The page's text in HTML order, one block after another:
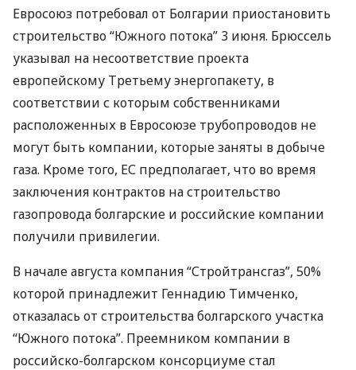
Евросоюз потребовал от Болгарии приостановить
строительство “Южного потока” 3 июня. Брюссель
указывал на несоответствие проекта
европейскому Третьему энергопакету, в
соответствии с которым собственниками
расположенных в Евросоюзе трубопроводов не
могут быть компании, которые заняты в добыче
газа. Кроме того, ЕС предполагает, что во время
заключения контрактов на строительство
газопровода болгарские и российские компании
получили привилегии.
В начале августа компания “Стройтрансгаз”, 50%
которой принадлежит Геннадию Тимченко,
отказалась от строительства болгарского участка
“Южного потока”. Преемником компании в
российско-болгарском консорциуме стал